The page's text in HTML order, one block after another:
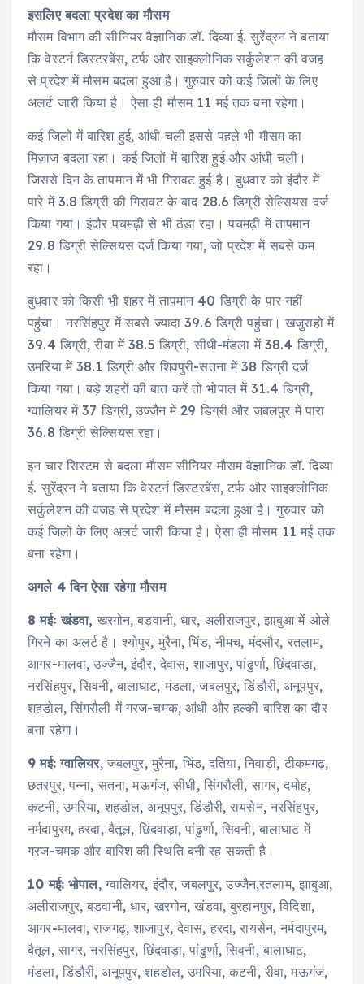
इसलिए बदला प्रदेश का मौसम
मौसम विभाग की सीनियर वैज्ञानिक डॉ. दिव्या ई. सुरेंद्रन ने बताया
कि वेस्टर्न डिस्टरबेंस, टर्फ और साइक्लोनिक सर्कुलेशन की वजह
से प्रदेश में मौसम बदला हुआ है। गुरुवार को कई जिलों के लिए
अलर्ट जारी किया है। ऐसा ही मौसम 11 मई तक बना रहेगा।
कई जिलों में बारिश हुई, आंधी चली इससे पहले भी मौसम का
मिजाज बदला रहा। कई जिलों में बारिश हुई और आंधी चली।
जिससे दिन के तापमान में भी गिरावट हुई है। बुधवार को इंदौर में
पारे में 3.8 डिग्री की गिरावट के बाद 28.6 डिग्री सेल्सियस दर्ज
किया गया। इंदौर पचमढ़ी से भी ठंडा रहा। पचमढ़ी में तापमान
29.8 डिग्री सेल्सियस दर्ज किया गया, जो प्रदेश में सबसे कम
रहा।
बुधवार को किसी भी शहर में तापमान 40 डिग्री के पार नहीं
पहुंचा। नरसिंहपुर में सबसे ज्यादा 39.6 डिग्री पहुंचा। खजुराहो में
39.4 डिग्री, रीवा में 38.5 डिग्री, सीधी-मंडला में 38.4 डिग्री,
उमरिया में 38.1 डिग्री और शिवपुरी-सतना में 38 डिग्री दर्ज
किया गया। बड़े शहरों की बात करें तो भोपाल में 31.4 डिग्री,
ग्वालियर में 37 डिग्री, उज्जैन में 29 डिग्री और जबलपुर में पारा
36.8 डिग्री सेल्सियस रहा।
इन चार सिस्टम से बदला मौसम सीनियर मौसम वैज्ञानिक डॉ. दिव्या
ई. सुरेंद्रन ने बताया कि वेस्टर्न डिस्टरबेंस, टर्फ और साइक्लोनिक
सर्कुलेशन की वजह से प्रदेश में मौसम बदला हुआ है। गुरुवार को
कई जिलों के लिए अलर्ट जारी किया है। ऐसा ही मौसम 11 मई तक
बना रहेगा।
अगले 4 दिन ऐसा रहेगा मौसम
8 मईः खंडवा, खरगोन, बड़वानी, धार, अलीराजपुर, झाबुआ में ओले
गिरने का अलर्ट है। श्योपुर, मुरैना, भिंड, नीमच, मंदसौर, रतलाम,
आगर-मालवा, उज्जैन, इंदौर, देवास, शाजापुर, पांढुर्णा, छिंदवाड़ा,
नरसिंहपुर, सिवनी, बालाघाट, मंडला, जबलपुर, डिंडौरी, अनूपपुर,
शहडोल, सिंगरौली में गरज-चमक, आंधी और हल्की बारिश का दौर
बना रहेगा।
9 मई: ग्वालियर, जबलपुर, मुरैना, भिंड, दतिया, निवाड़ी, टीकमगढ़,
छतरपुर, पन्ना, सतना, मऊगंज, सीधी, सिंगरौली, सागर, दमोह,
कटनी, उमरिया, शहडोल, अनूपपुर, डिंडौरी, रायसेन, नरसिंहपुर,
नर्मदापुरम, हरदा, बैतूल, छिंदवाड़ा, पांढुर्णा, सिवनी, बालाघाट में
गरज-चमक और बारिश की स्थिति बनी रह सकती है।
10 मई: भोपाल, ग्वालियर, इंदौर, जबलपुर, उज्जैन,रतलाम, झाबुआ,
अलीराजपुर, बड़वानी, धार, खरगोन, खंडवा, बुरहानपुर, विदिशा,
आगर-मालवा, राजगढ़, शाजापुर, देवास, हरदा, रायसेन, नर्मदापुरम,
बैतूल, सागर, नरसिंहपुर, छिंदवाड़ा, पांढुर्णा, सिवनी, बालाघाट,
मंडला, डिंडौरी, अनूपपुर, शहडोल, उमरिया, कटनी, रीवा, मऊगंज,